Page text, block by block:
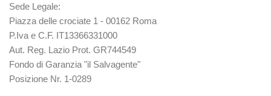
Sede Legale:
Piazza delle crociate 1 - 00162 Roma
P.Iva e C.F. IT13366331000
Aut. Reg. Lazio Prot. GR744549
Fondo di Garanzia "il Salvagente"
Posizione Nr. 1-0289